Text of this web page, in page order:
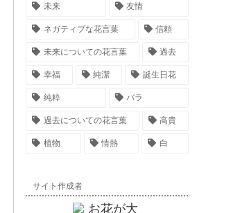
未来 友情
ネガティブな花言葉 信頼
未来についての花言葉 過去
幸福 純潔 誕生日花
純粋 バラ
過去についての花言葉 高貴
植物 情熱 白
サイト作成者